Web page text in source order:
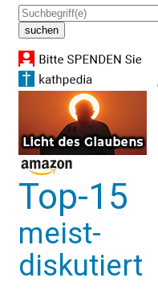
Top-15
meist-
diskutiert